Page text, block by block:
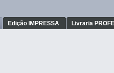
Edição IMPRESSA Livraria